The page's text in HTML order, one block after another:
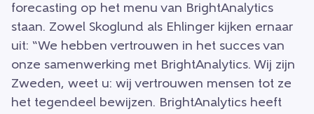
forecasting op het menu van BrightAnalytics
staan. Zowel Skoglund als Ehlinger kijken ernaar
uit: “We hebben vertrouwen in het succes van
onze samenwerking met BrightAnalytics. Wij zijn
Zweden, weet u: wij vertrouwen mensen tot ze
het tegendeel bewijzen. BrightAnalytics heeft